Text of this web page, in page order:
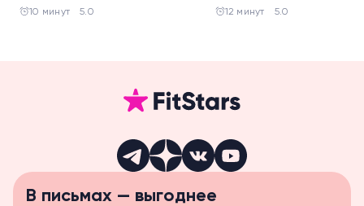
рекомендации
10 минут 5.0 12 минут 5.0
В письмах — выгоднее